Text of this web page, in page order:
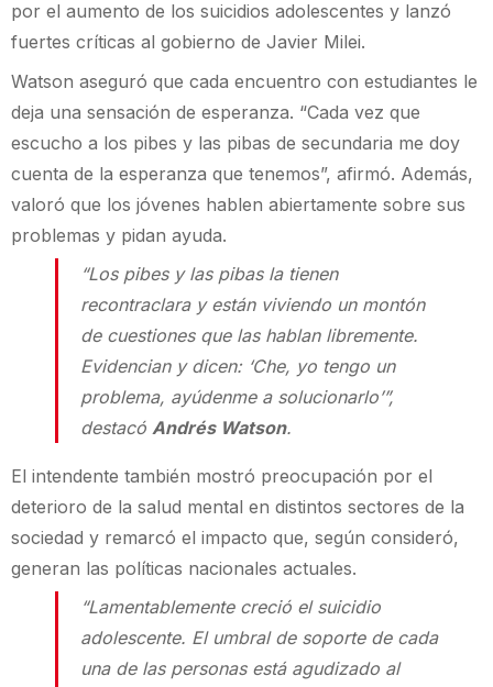
por el aumento de los suicidios adolescentes y lanzó
fuertes críticas al gobierno de Javier Milei.
Watson aseguró que cada encuentro con estudiantes le
deja una sensación de esperanza. “Cada vez que
escucho a los pibes y las pibas de secundaria me doy
cuenta de la esperanza que tenemos”, afirmó. Además,
valoró que los jóvenes hablen abiertamente sobre sus
problemas y pidan ayuda.
“Los pibes y las pibas la tienen
recontraclara y están viviendo un montón
de cuestiones que las hablan libremente.
Evidencian y dicen: ‘Che, yo tengo un
problema, ayúdenme a solucionarlo’”,
destacó Andrés Watson.
El intendente también mostró preocupación por el
deterioro de la salud mental en distintos sectores de la
sociedad y remarcó el impacto que, según consideró,
generan las políticas nacionales actuales.
“Lamentablemente creció el suicidio
adolescente. El umbral de soporte de cada
una de las personas está agudizado al